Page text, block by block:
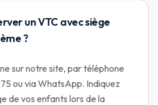
un VTC avec siège
?
sur notre site, par téléphone
ou via WhatsApp. Indiquez
de vos enfants lors de la